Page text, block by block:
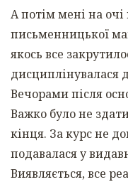
А потім мені на
письменницької
якось все
дисциплінувалася
Вечорами після
Важко було не
кінця. За курс не
подавалася у
Виявляється, все